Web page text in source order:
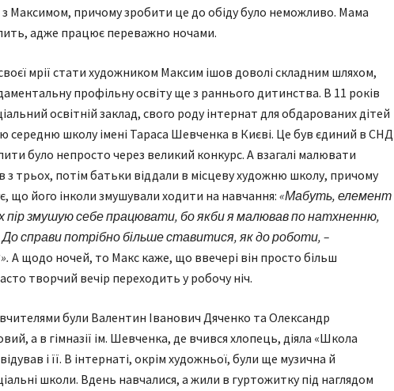
Максимом, причому зробити це до обіду було неможливо. Мама
адже працює переважно ночами.
мрії стати художником Максим ішов доволі складним шляхом,
профільну освіту ще з раннього дитинства. В 11 років
освітній заклад, свого роду інтернат для обдарованих дітей
середню школу імені Тараса Шевченка в Києві. Це був єдиний в СНД
було непросто через великий конкурс. А взагалі малювати
з трьох, потім батьки віддали в місцеву художню школу, причому
що його інколи змушували ходити на навчання: «Мабуть, елемент
пір змушую себе працювати, бо якби я малював по натхненню,
До справи потрібно більше ставитися, як до роботи, –
А щодо ночей, то Макс каже, що ввечері він просто більш
творчий вечір переходить у робочу ніч.
були Валентин Іванович Дяченко та Олександр
а в гімназії ім. Шевченка, де вчився хлопець, діяла «Школа
і її. В інтернаті, окрім художньої, були ще музична й
школи. Вдень навчалися, а жили в гуртожитку під наглядом